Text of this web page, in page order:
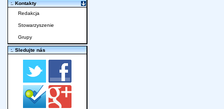
:. Kontakty
Redakcja
Stowarzyszenie
Grupy
:. Sledujte nás